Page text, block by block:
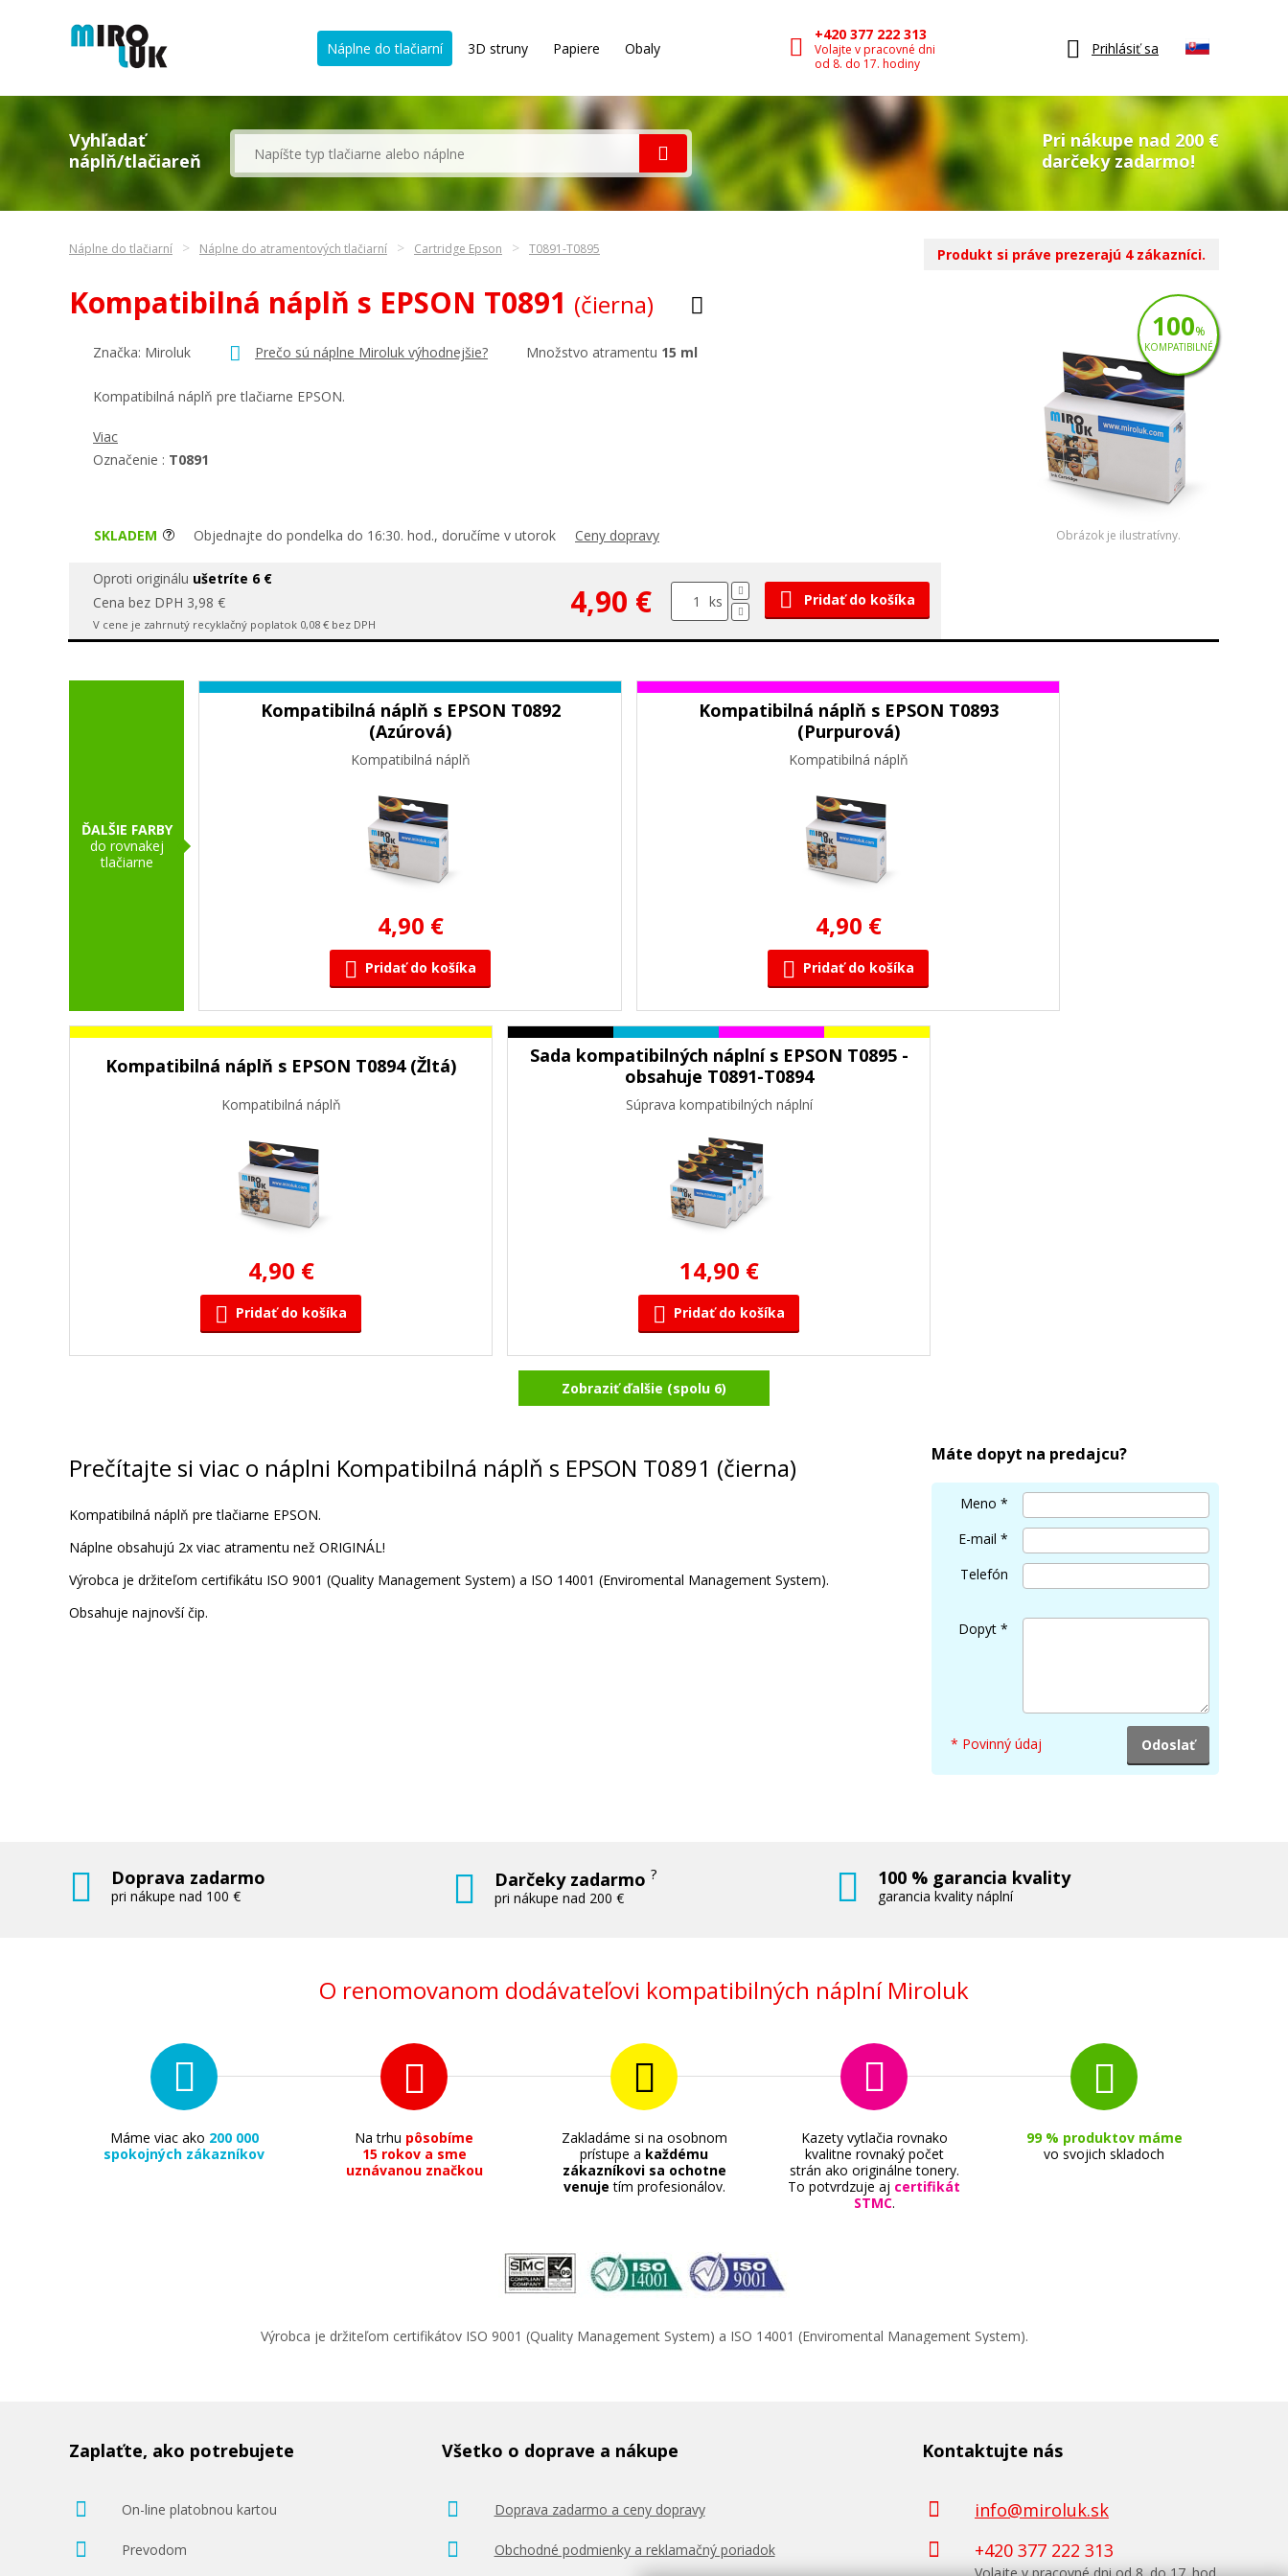
Náplne do tlačiarní 3D struny Papiere Obaly
+420 377 222 313
Volajte v pracovné dni
od 8. do 17. hodiny
Prihlásiť sa
Vyhľadať
náplň/tlačiareň
Pri nákupe nad 200 €
darčeky zadarmo!
Náplne do tlačiarní Náplne do atramentových tlačiarní Cartridge Epson T0891-T0895
Kompatibilná náplň s EPSON T0891 (čierna)
Značka: Miroluk Prečo sú náplne Miroluk výhodnejšie? Množstvo atramentu 15 ml
Kompatibilná náplň pre tlačiarne EPSON.
Viac
Označenie : T0891
SKLADEM Objednajte do pondelka do 16:30. hod., doručíme v utorok Ceny dopravy
Oproti originálu ušetríte 6 €
Cena bez DPH 3,98 €
V cene je zahrnutý recyklačný poplatok 0,08 € bez DPH
4,90 € ks Pridať do košíka
Obrázok je ilustratívny.
100%
KOMPATIBILNÉ
Produkt si práve prezerajú 4 zákazníci.
ĎALŠIE FARBY
do rovnakej
tlačiarne
Kompatibilná náplň s EPSON T0892
(Azúrová)
Kompatibilná náplň
4,90 €
Pridať do košíka
Kompatibilná náplň s EPSON T0893
(Purpurová)
Kompatibilná náplň
4,90 €
Pridať do košíka
Kompatibilná náplň s EPSON T0894 (Žltá)
Kompatibilná náplň
4,90 €
Pridať do košíka
Sada kompatibilných náplní s EPSON T0895 -
obsahuje T0891-T0894
Súprava kompatibilných náplní
14,90 €
Pridať do košíka
Sada originálných náplň EPSON T0895 -
Zobraziť ďalšie (spolu 6)
Máte dopyt na predajcu?
Meno *
E-mail *
Telefón
Dopyt *
* Povinný údaj
Prečítajte si viac o náplni Kompatibilná náplň s EPSON T0891 (čierna)
Kompatibilná náplň pre tlačiarne EPSON.
Náplne obsahujú 2x viac atramentu než ORIGINÁL!
Výrobca je držiteľom certifikátu ISO 9001 (Quality Management System) a ISO 14001 (Enviromental Management System).
Obsahuje najnovší čip.
Doprava zadarmo
pri nákupe nad 100 €
Darčeky zadarmo?
pri nákupe nad 200 €
100 % garancia kvality
garancia kvality náplní
O renomovanom dodávateľovi kompatibilných náplní Miroluk
Máme viac ako 200 000
spokojných zákazníkov
Na trhu pôsobíme
15 rokov a sme
uznávanou značkou
Zakladáme si na osobnom
prístupe a každému
zákazníkovi sa ochotne
venuje tím profesionálov.
Kazety vytlačia rovnako
kvalitne rovnaký počet
strán ako originálne tonery.
To potvrdzuje aj certifikát
STMC.
99 % produktov máme
vo svojich skladoch
Výrobca je držiteľom certifikátov ISO 9001 (Quality Management System) a ISO 14001 (Enviromental Management System).
Zaplaťte, ako potrebujete
On-line platobnou kartou
Prevodom
Všetko o doprave a nákupe
Doprava zadarmo a ceny dopravy
Obchodné podmienky a reklamačný poriadok
Kontaktujte nás
info@miroluk.sk
+420 377 222 313